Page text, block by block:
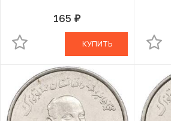
165 руб.В КОРЗИНЕ
КУПИТЬ